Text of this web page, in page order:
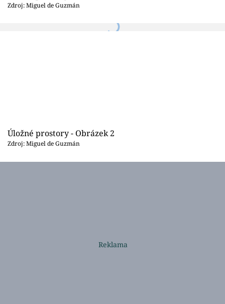
Zdroj: Miguel de Guzmán
Úložné prostory - Obrázek 2
Zdroj: Miguel de Guzmán